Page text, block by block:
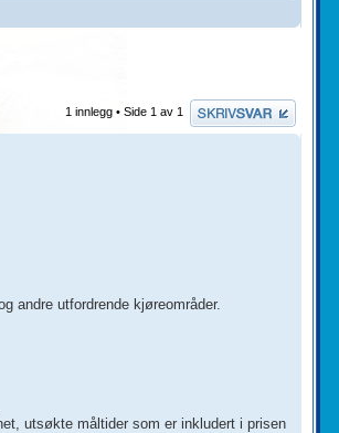
Skriv et svar
1 innlegg • Side 1 av 1
andre utfordrende kjøreområder.
utsøkte måltider som er inkludert i prisen